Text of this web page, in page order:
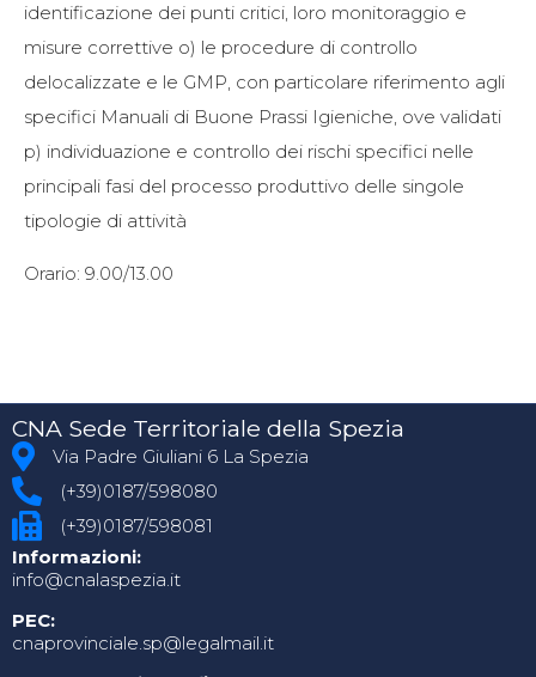
identificazione dei punti critici, loro monitoraggio e
misure correttive o) le procedure di controllo
delocalizzate e le GMP, con particolare riferimento agli
specifici Manuali di Buone Prassi Igieniche, ove validati
p) individuazione e controllo dei rischi specifici nelle
principali fasi del processo produttivo delle singole
tipologie di attività
Orario: 9.00/13.00
CNA Sede Territoriale della Spezia
Via Padre Giuliani 6 La Spezia
(+39)0187/598080
(+39)0187/598081
Informazioni:
info@cnalaspezia.it
PEC:
cnaprovinciale.sp@legalmail.it